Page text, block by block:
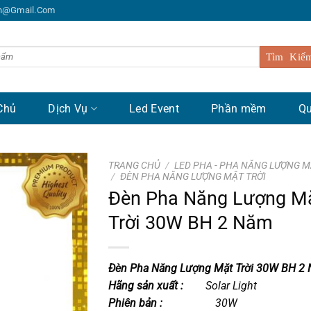
Dịch Vụ Led Event Phần mềm
TRANG CHỦ / LED PHA - PHA NĂNG LƯỢNG
/ ĐÈN PHA NĂNG LƯỢNG MẶT TRỜI
Đèn Pha Năng Lượng
Trời 30W BH 2 Năm
Đèn Pha Năng Lượng Mặt Trời 30W BH 2
Hãng sản xuất :Solar Light
Phiên bản :
30W